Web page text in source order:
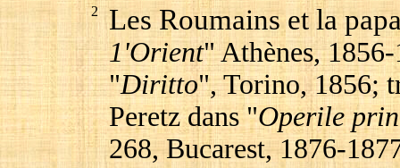
2 Les Roumains et la
1'Orient" Athènes,
"Diritto", Torino, 1856;
Peretz dans "Operile
268, Bucarest, 1876-